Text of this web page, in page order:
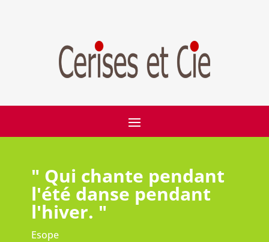
" Qui chante pendant
l'été danse pendant
l'hiver. "
Esope